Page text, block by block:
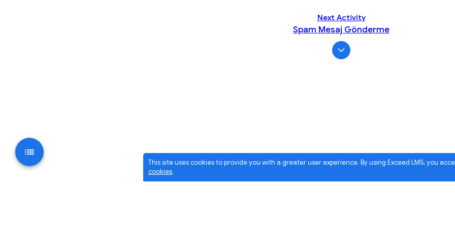
This site uses cookies to provide you with a greater user experience. By using Exceed LMS, you
cookies.
Next Activity
Spam Mesaj Gönderme